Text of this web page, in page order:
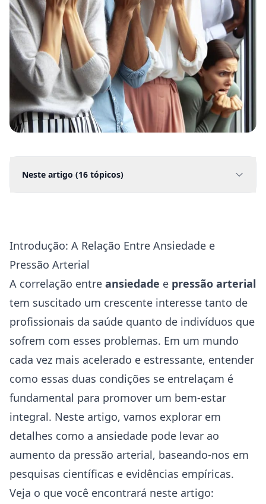
Neste artigo (16 tópicos)
Introdução: A Relação Entre Ansiedade e
Pressão Arterial
A correlação entre ansiedade e pressão arterial
tem suscitado um crescente interesse tanto de
profissionais da saúde quanto de indivíduos que
sofrem com esses problemas. Em um mundo
cada vez mais acelerado e estressante, entender
como essas duas condições se entrelaçam é
fundamental para promover um bem-estar
integral. Neste artigo, vamos explorar em
detalhes como a ansiedade pode levar ao
aumento da pressão arterial, baseando-nos em
pesquisas científicas e evidências empíricas.
Veja o que você encontrará neste artigo: